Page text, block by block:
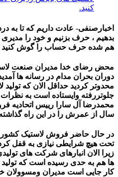
کنید.
اخبارصنفی- عادت داریم که تا به
بدهیم ، حرف بزنیم و خود را مدیری
هم شده حرف حساب را گوش کنید
محض رضای خدا مدیران صنعت
دوران بحران مدام در رسانه ها
محدوتر کردید حداقل الان که
جلوتررفته وایستاده است به
سال از عمرش را در این راه
در حال حاضر فروش لاستیک
تحت هیچ شرایطی نیازی به قفل
زیرا الان انبارهای شرکت های
ها هم به حدی رسیده است که تولید
کار جایی است مدیران ومسوولان